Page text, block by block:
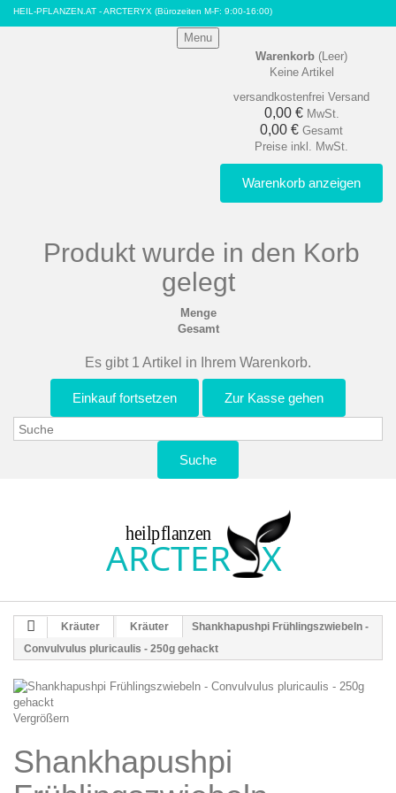
HEIL-PFLANZEN.AT - ARCTERYX (Bürozeiten M-F: 9:00-16:00)
Menu
Warenkorb (Leer)
Keine Artikel
versandkostenfrei Versand
0,00 € MwSt.
0,00 € Gesamt
Preise inkl. MwSt.
Warenkorb anzeigen
Produkt wurde in den Korb
gelegt
Menge
Gesamt
Es gibt 1 Artikel in Ihrem Warenkorb.
Einkauf fortsetzen Zur Kasse gehen
Suche
Kräuter Kräuter
Shankhapushpi Frühlingszwiebeln -
Convulvulus pluricaulis - 250g gehackt
Vergrößern
Shankhapushpi